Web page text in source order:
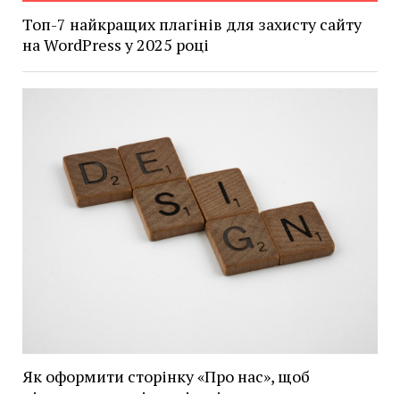
Топ-7 найкращих плагінів для захисту сайту
на WordPress у 2025 році
Як оформити сторінку «Про нас», щоб